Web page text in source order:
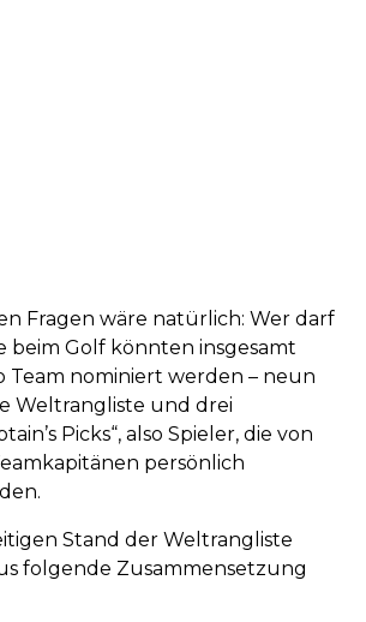
Fragen wäre natürlich: Wer darf
beim Golf könnten insgesamt
Team nominiert werden – neun
Weltrangliste und drei
Picks“, also Spieler, die von
persönlich
Stand der Weltrangliste
folgende Zusammensetzung